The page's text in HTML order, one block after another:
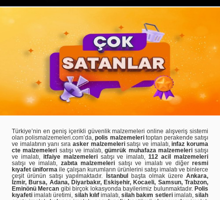
Türkiye’nin en geniş içerikli güvenlik malzemeleri online alışveriş sistemi
olan polismalzemeleri.com’da,polis malzemeleritoptan perakende satışı
ve imalatının yanı sıra asker malzemelerisatışı ve imalatı,infaz koruma
cte malzemeleri satışı ve imalatı,gümrük muhafaza malzemelerisatışı
ve imalatı, itfaiye malzemelerisatışı ve imalatı,112 acil malzemeleri
satışı ve imalatı, zabıta malzemeleri satışı ve imalatı ve diğer resmi
kıyafet üniforma ile çalışan kurumların ürünlerini satışı imalatı ve binlerce
çeşit ürünün satışı yapılmaktadır.
İstanbul başta olmak üzere Ankara,
İzmir, Bursa, Adana, Diyarbakır, Eskişehir, Kocaeli, Samsun, Trabzon,
Eminönü Mercan gibi birçok lokasyonda bayilerimiz bulunmaktadır. Polis
kıyafeti imalatı üretimi, silah kılıfimalatı,silah bakım setleriimalatı,silah